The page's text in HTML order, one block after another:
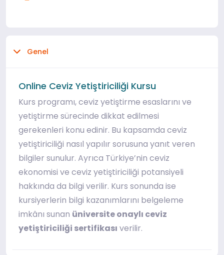
Genel
Online Ceviz Yetiştiriciliği Kursu
Kurs programı, ceviz yetiştirme esaslarını ve
yetiştirme sürecinde dikkat edilmesi
gerekenleri konu edinir. Bu kapsamda ceviz
yetiştiriciliği nasıl yapılır sorusuna yanıt veren
bilgiler sunulur. Ayrıca Türkiye’nin ceviz
ekonomisi ve ceviz yetiştiriciliği potansiyeli
hakkında da bilgi verilir. Kurs sonunda ise
kursiyerlerin bilgi kazanımlarını belgeleme
imkânı sunan üniversite onaylı ceviz
yetiştiriciliği sertifikası verilir.